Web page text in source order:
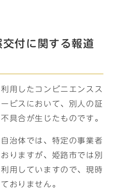
付に関する報道
用したコンビニエンスス
ビスにおいて、別人の証
具合が生じたものです。
治体では、特定の事業者
りますが、姫路市では別
用していますので、現時
おりません。